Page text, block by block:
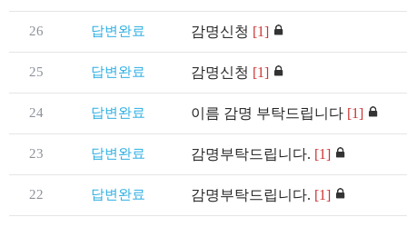
26 답변완료 감명신청 [1]
25 답변완료 감명신청 [1]
24 답변완료 이름 감명 부탁드립니다 [1]
23 답변완료 감명부탁드립니다. [1]
22 답변완료 감명부탁드립니다. [1]